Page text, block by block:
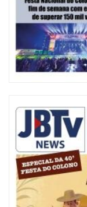
07/08/2026 | 07:00
Saúde de BC
BALNEÁRIO